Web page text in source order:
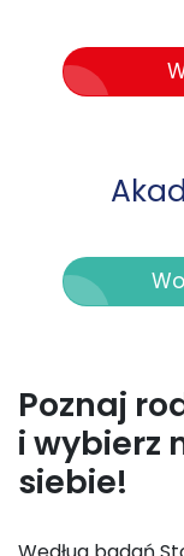
Poznaj
i wybierz
siebie!